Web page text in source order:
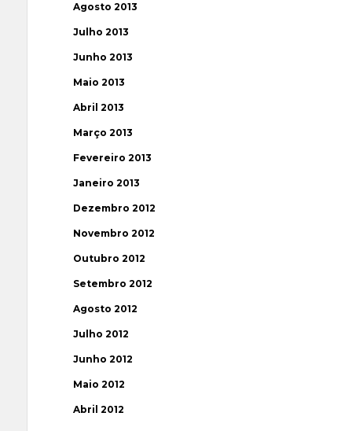
Agosto 2013
Julho 2013
Junho 2013
Maio 2013
Abril 2013
Março 2013
Fevereiro 2013
Janeiro 2013
Dezembro 2012
Novembro 2012
Outubro 2012
Setembro 2012
Agosto 2012
Julho 2012
Junho 2012
Maio 2012
Abril 2012